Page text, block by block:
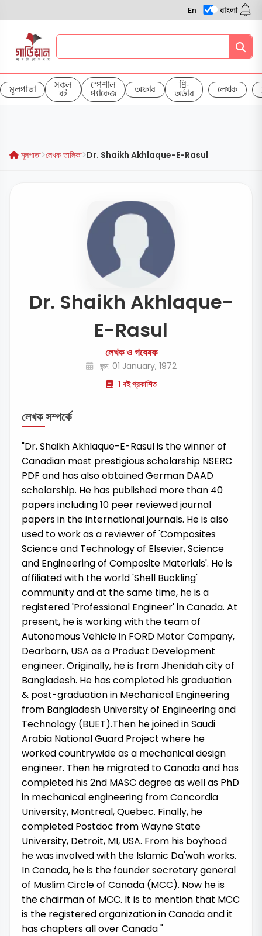
En বাংলা
মূলপাতা সকল
বই
স্পেশাল
প্যাকেজ অফার প্রি-
অর্ডার লেখক
মূলপাতা লেখক তালিকা Dr. Shaikh Akhlaque-E-Rasul
Dr. Shaikh Akhlaque-
E-Rasul
লেখক ও গবেষক
জন্ম: 01 January, 1972
1 বই প্রকাশিত
লেখক সম্পর্কে
"Dr. Shaikh Akhlaque-E-Rasul is the winner of
Canadian most prestigious scholarship NSERC
PDF and has also obtained German DAAD
scholarship. He has published more than 40
papers including 10 peer reviewed journal
papers in the international journals. He is also
used to work as a reviewer of 'Composites
Science and Technology of Elsevier, Science
and Engineering of Composite Materials'. He is
affiliated with the world 'Shell Buckling'
community and at the same time, he is a
registered 'Professional Engineer' in Canada. At
present, he is working with the team of
Autonomous Vehicle in FORD Motor Company,
Dearborn, USA as a Product Development
engineer. Originally, he is from Jhenidah city of
Bangladesh. He has completed his graduation
& post-graduation in Mechanical Engineering
from Bangladesh University of Engineering and
Technology (BUET).Then he joined in Saudi
Arabia National Guard Project where he
worked countrywide as a mechanical design
engineer. Then he migrated to Canada and has
completed his 2nd MASC degree as well as PhD
in mechanical engineering from Concordia
University, Montreal, Quebec. Finally, he
completed Postdoc from Wayne State
University, Detroit, MI, USA. From his boyhood
he was involved with the Islamic Da'wah works.
In Canada, he is the founder secretary general
of Muslim Circle of Canada (MCC). Now he is
the chairman of MCC. It is to mention that MCC
is the registered organization in Canada and it
has chapters all over Canada "